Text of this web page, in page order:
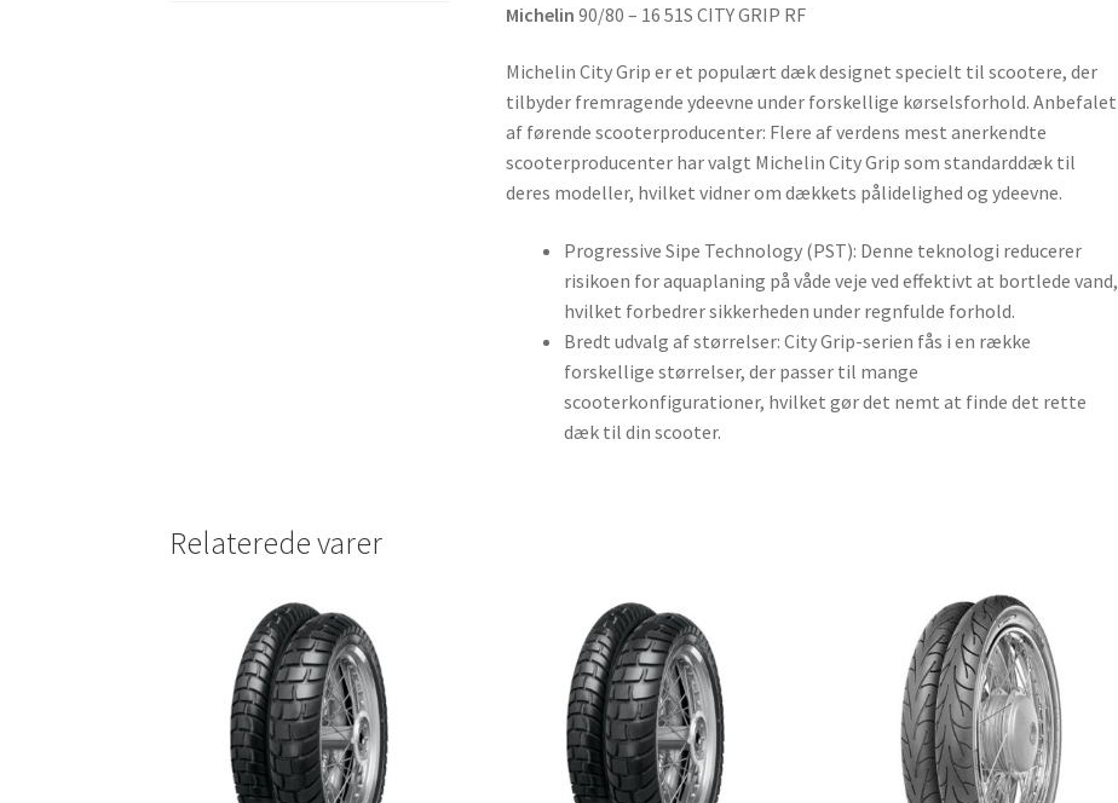
Michelin 90/80 – 16 51S CITY GRIP RF
Michelin City Grip er et populært dæk designet specielt til scootere, der
tilbyder fremragende ydeevne under forskellige kørselsforhold. Anbefalet
af førende scooterproducenter: Flere af verdens mest anerkendte
scooterproducenter har valgt Michelin City Grip som standarddæk til
deres modeller, hvilket vidner om dækkets pålidelighed og ydeevne.
Progressive Sipe Technology (PST): Denne teknologi reducerer
risikoen for aquaplaning på våde veje ved effektivt at bortlede vand,
hvilket forbedrer sikkerheden under regnfulde forhold.
Bredt udvalg af størrelser: City Grip-serien fås i en række
forskellige størrelser, der passer til mange
scooterkonfigurationer, hvilket gør det nemt at finde det rette
dæk til din scooter.
Relaterede varer